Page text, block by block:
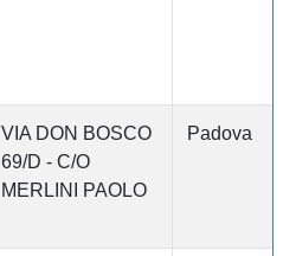
VIA DON BOSCO
69/D - C/O
MERLINI PAOLO
Padova